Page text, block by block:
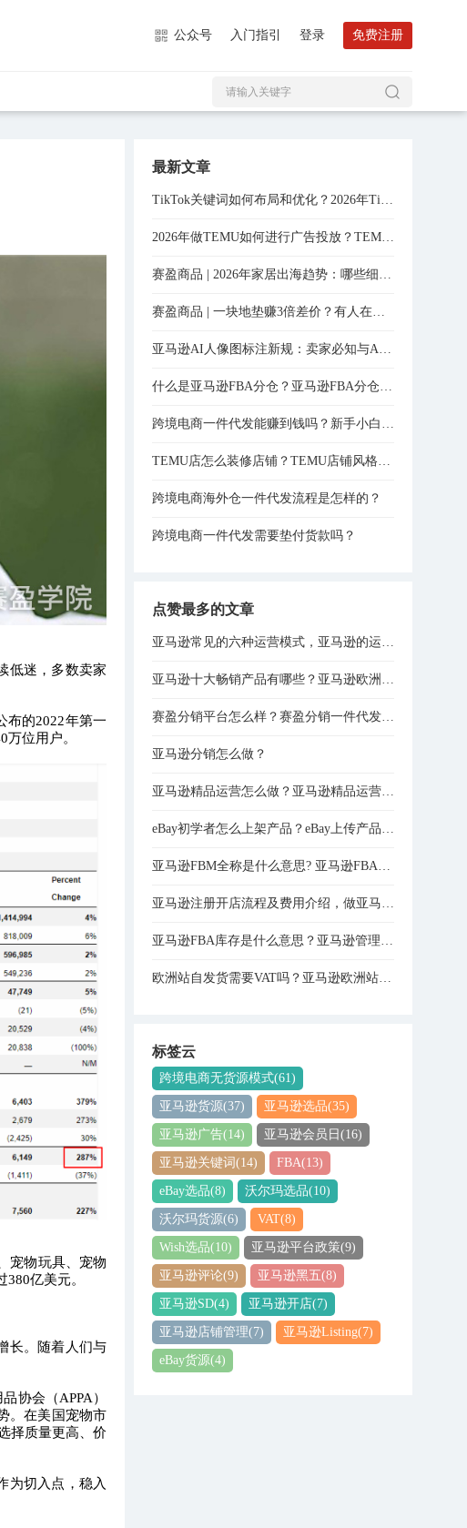
公众号 入门指引 登录 免费注册
低迷，多数卖家
布的2022年第一
位用户。
宠物玩具、宠物
亿美元。
长。随着人们与
协会（APPA）
。在美国宠物市
择质量更高、价
为切入点，稳入
最新文章
TikTok关键词如何布局和优化？2026年TikTok关键词优化实操分享！
2026年做TEMU如何进行广告投放？TEMU投放技巧全程分享！
赛盈商品 | 2026年家居出海趋势：哪些细分赛道还有入场机会？
赛盈商品 | 一块地垫赚3倍差价？有人在亚马逊上闷声干了将近15000单
亚马逊AI人像图标注新规：卖家必知与AI工具实战指南
什么是亚马逊FBA分仓？亚马逊FBA分仓怎么处理？
跨境电商一件代发能赚到钱吗？新手小白实操路径全程分享！
TEMU店怎么装修店铺？TEMU店铺风格装修技巧分享！
跨境电商海外仓一件代发流程是怎样的？
跨境电商一件代发需要垫付货款吗？
点赞最多的文章
亚马逊常见的六种运营模式，亚马逊的运营模式总结！
亚马逊十大畅销产品有哪些？亚马逊欧洲站热销产品排行榜！
赛盈分销平台怎么样？赛盈分销一件代发模式分享！
亚马逊分销怎么做？
亚马逊精品运营怎么做？亚马逊精品运营思路分享
eBay初学者怎么上架产品？eBay上传产品的详细步骤分享
亚马逊FBM全称是什么意思? 亚马逊FBA和FBM模式的区别
亚马逊注册开店流程及费用介绍，做亚马逊需要多少资金？
亚马逊FBA库存是什么意思？亚马逊管理库存与管理FBA库存的关系是什么？
欧洲站自发货需要VAT吗？亚马逊欧洲站VAT注册费用是多少？
标签云
跨境电商无货源模式(61)
亚马逊货源(37) 亚马逊选品(35)
亚马逊广告(14) 亚马逊会员日 (16)
亚马逊关键词 (14) FBA(13)
eBay选品(8) 沃尔玛选品(10)
沃尔玛货源(6) VAT(8)
Wish选品(10) 亚马逊平台政策(9)
亚马逊评论(9) 亚马逊黑五(8)
亚马逊SD(4) 亚马逊开店(7)
亚马逊店铺管理(7) 亚马逊Listing(7)
eBay货源(4)